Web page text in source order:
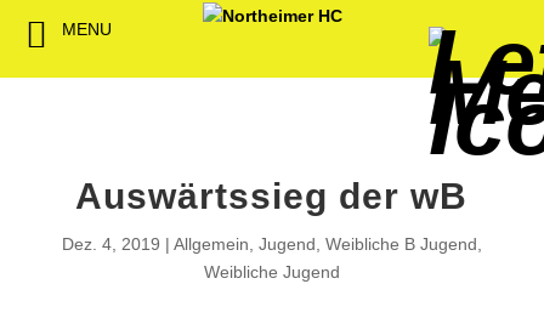
Auswärtssieg der wB
Dez. 4, 2019 Allgemein Jugend Weibliche B Jugend
Weibliche Jugend
MENU
Back Back
1. Herren
2. Herren
1. Damen
Back
Weibliche
Minis &
Spielbetrieb
Back
NHC
Back
Spieltagssponsoren
Sponsoren stellen
Back
Back Back
Vorstand
Satzung
FWD
Back
Back
Download
Back